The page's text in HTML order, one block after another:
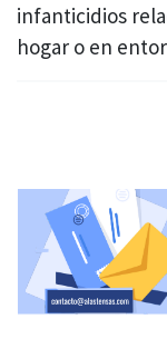
infanticidios
hogar o en